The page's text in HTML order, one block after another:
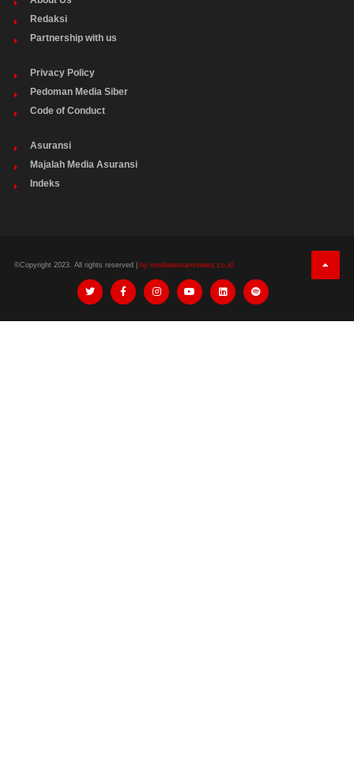
Redaksi
Partnership with us
Privacy Policy
Pedoman Media Siber
Code of Conduct
Asuransi
Majalah Media Asuransi
Indeks
©Copyright 2023. All rights reserved | by mediaasuransinews.co.id.